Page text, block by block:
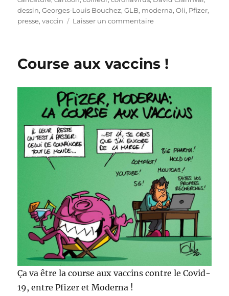
dessin,Georges-Louis Bouchez,GLB, moderna,Oli, Pfizer,
presse,vaccin Laisser un commentairesur
?
Course aux vaccins !
Ça va être la course aux vaccins contre le Covid-
19, entre Pfizer et Moderna !